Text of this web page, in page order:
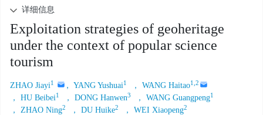
详细信息
Exploitation strategies of geoheritage
under the context of popular science
tourism
ZHAO Jiayi1 ， YANG Yushuai1 ， WANG Haitao1,2
， HU Beibei1 ， DONG Hanwen3 ， WANG Guangpeng1
， ZHAO Ning2 ， DU Huike2 ， WEI Xiaopeng2